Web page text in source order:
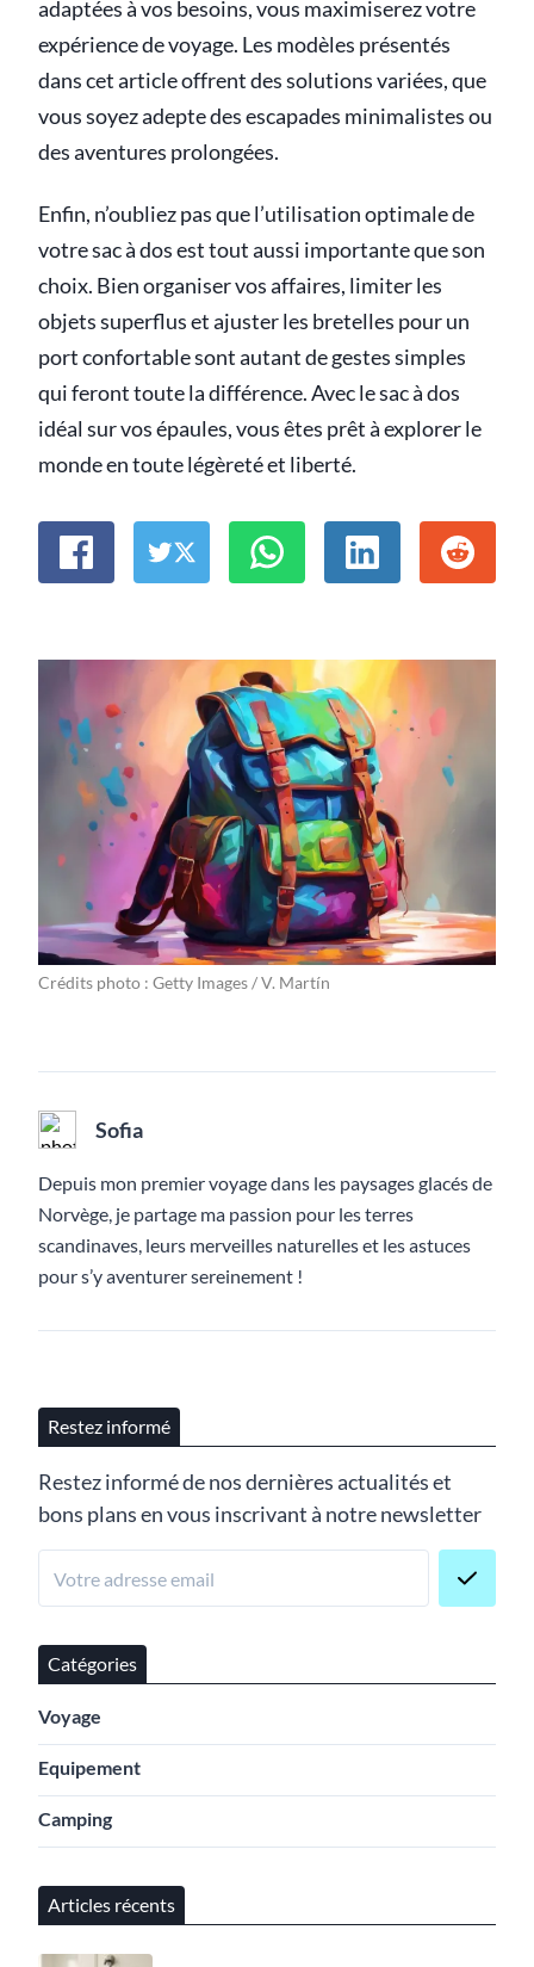
adaptées à vos besoins, vous maximiserez votre
expérience de voyage. Les modèles présentés
dans cet article offrent des solutions variées, que
vous soyez adepte des escapades minimalistes ou
des aventures prolongées.
Enfin, n’oubliez pas que l’utilisation optimale de
votre sac à dos est tout aussi importante que son
choix. Bien organiser vos affaires, limiter les
objets superflus et ajuster les bretelles pour un
port confortable sont autant de gestes simples
qui feront toute la différence. Avec le sac à dos
idéal sur vos épaules, vous êtes prêt à explorer le
monde en toute légèreté et liberté.
Crédits photo : Getty Images / V. Martín
Sofia
Depuis mon premier voyage dans les paysages glacés de
Norvège, je partage ma passion pour les terres
scandinaves, leurs merveilles naturelles et les astuces
pour s’y aventurer sereinement !
Restez informé
Restez informé de nos dernières actualités et
bons plans en vous inscrivant à notre newsletter
Catégories
Voyage
Equipement
Camping
Articles récents